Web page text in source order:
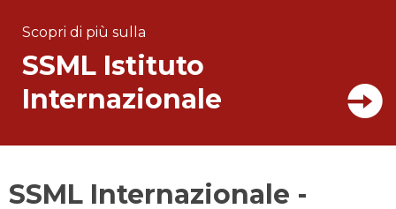
Scopri di più sulla
SSML Istituto
Internazionale
SSML Internazionale -